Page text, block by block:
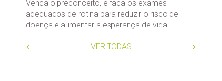
Vença o preconceito, e faça os exames
adequados de rotina para reduzir o risco de
doença e aumentar a esperança de vida.
VER TODAS